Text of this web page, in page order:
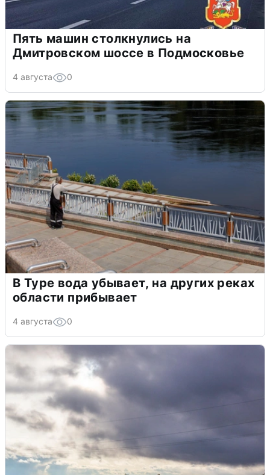
Пять машин столкнулись на
Дмитровском шоссе в Подмосковье
4 августа 0
В Туре вода убывает, на других реках
области прибывает
4 августа 0